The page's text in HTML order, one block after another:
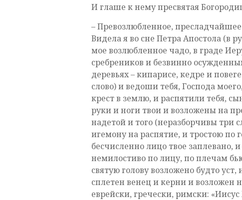
И глаше к нему пресвятая
– Превозлюбленное,
Видела я во сне Петра Апостола (в
мое возлюбленное чадо, в граде
сребреников и безвинно
деревьях – кипарисе, кедре и
слово) и ведоши тебя, Господа
крест в землю, и распятили тебя,
руки и ноги твои и возложены на
надетой и того (неразборчивы три
игемону на распятие, и тростою по
бесчисленно лицо твое заплевано,
немилостиво по лицу, по плечам
святую голову возложено будто
сплетен венец и керни и возложен
еврейски, гречески, римски: